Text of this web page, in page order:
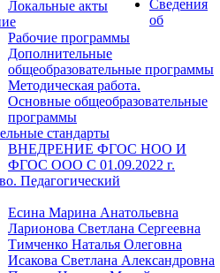
Локальные акты
Рабочие программы
Дополнительные
общеобразовательные программы
Методическая работа.
Основные общеобразовательные
программы
стандарты
ВНЕДРЕНИЕ ФГОС НОО И
ФГОС ООО С 01.09.2022 г.
Педагогический
Есина Марина Анатольевна
Ларионова Светлана Сергеевна
Тимченко Наталья Олеговна
Исакова Светлана Александровна
Сведения
об